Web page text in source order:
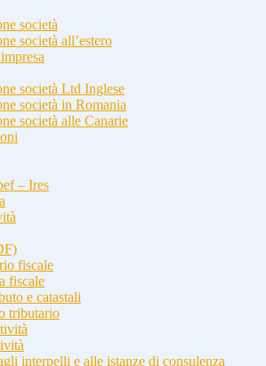
società
società all’estero
società Ltd Inglese
società in Romania
società alle Canarie
– Ires
fiscale
fiscale
e catastali
tributario
interpelli e alle istanze di consulenza